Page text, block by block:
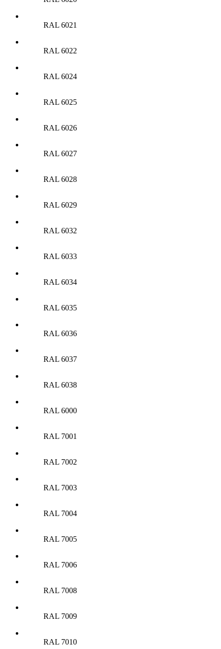
RAL 6021
RAL 6022
RAL 6024
RAL 6025
RAL 6026
RAL 6027
RAL 6028
RAL 6029
RAL 6032
RAL 6033
RAL 6034
RAL 6035
RAL 6036
RAL 6037
RAL 6038
RAL 6000
RAL 7001
RAL 7002
RAL 7003
RAL 7004
RAL 7005
RAL 7006
RAL 7008
RAL 7009
RAL 7010